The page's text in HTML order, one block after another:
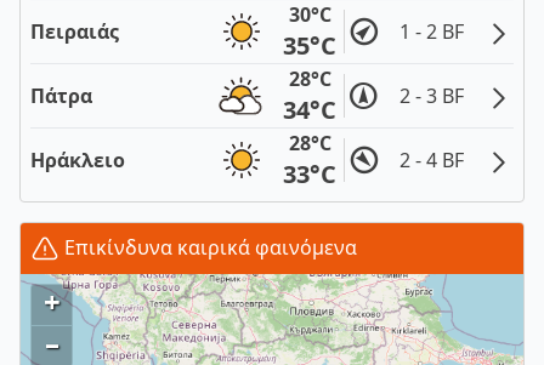
Πειραιάς
30°C
35°C 1 - 2 BF
Πάτρα
28°C
34°C 2 - 3 BF
Ηράκλειο
28°C
33°C 2 - 4 BF
Επικίνδυνα καιρικά φαινόμενα
+
–